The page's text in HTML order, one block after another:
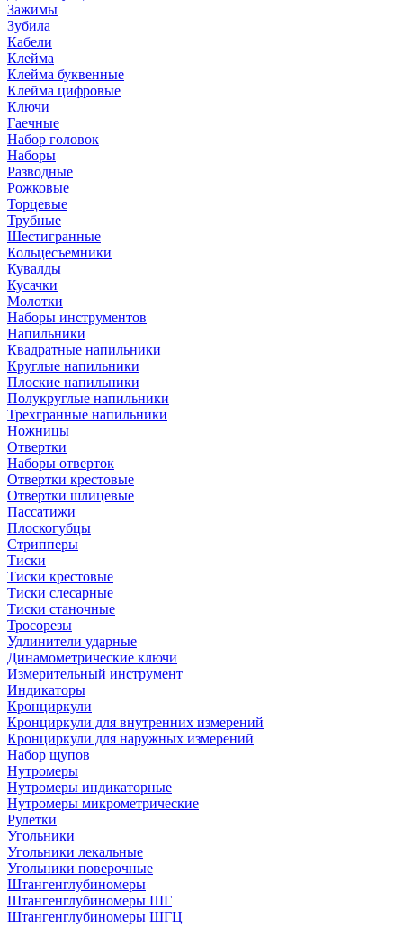
Зажимы
Зубила
Кабели
Клейма
Клейма буквенные
Клейма цифровые
Ключи
Гаечные
Набор головок
Наборы
Разводные
Рожковые
Торцевые
Трубные
Шестигранные
Кольцесъемники
Кувалды
Кусачки
Молотки
Наборы инструментов
Напильники
Квадратные напильники
Круглые напильники
Плоские напильники
Полукруглые напильники
Трехгранные напильники
Ножницы
Отвертки
Наборы отверток
Отвертки крестовые
Отвертки шлицевые
Пассатижи
Плоскогубцы
Стрипперы
Тиски
Тиски крестовые
Тиски слесарные
Тиски станочные
Тросорезы
Удлинители ударные
Динамометрические ключи
Измерительный инструмент
Индикаторы
Кронциркули
Кронциркули для внутренних измерений
Кронциркули для наружных измерений
Набор щупов
Нутромеры
Нутромеры индикаторные
Нутромеры микрометрические
Рулетки
Угольники
Угольники лекальные
Угольники поверочные
Штангенглубиномеры
Штангенглубиномеры ШГ
Штангенглубиномеры ШГЦ